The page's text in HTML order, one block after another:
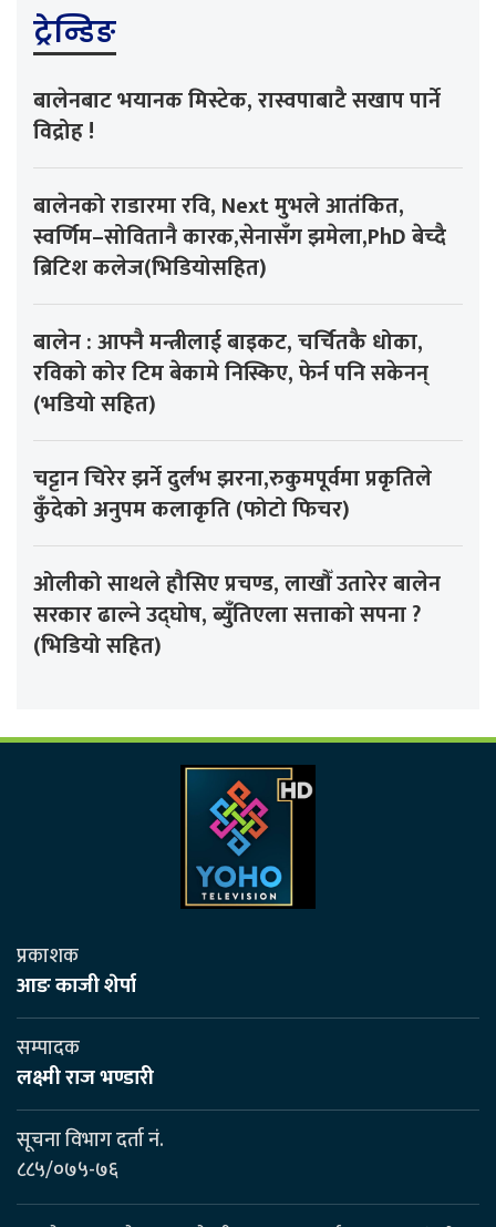
ट्रेन्डिङ
बालेनबाट भयानक मिस्टेक, रास्वपाबाटै सखाप पार्ने
विद्रोह !
बालेनको राडारमा रवि, Next मुभले आतंकित,
स्वर्णिम–सोवितानै कारक,सेनासँग झमेला,PhD बेच्दै
ब्रिटिश कलेज(भिडियोसहित)
बालेन : आफ्नै मन्त्रीलाई बाइकट, चर्चितकै धोका,
रविको कोर टिम बेकामे निस्किए, फेर्न पनि सकेनन्
(भडियो सहित)
चट्टान चिरेर झर्ने दुर्लभ झरना,रुकुमपूर्वमा प्रकृतिले
कुँदेको अनुपम कलाकृति (फोटो फिचर)
ओलीको साथले हौसिए प्रचण्ड, लाखौँ उतारेर बालेन
सरकार ढाल्ने उद्घोष, ब्युँतिएला सत्ताको सपना ?
(भिडियो सहित)
प्रकाशक
आङ काजी शेर्पा
सम्पादक
लक्ष्मी राज भण्डारी
सूचना विभाग दर्ता नं.
८८५/०७५-७६